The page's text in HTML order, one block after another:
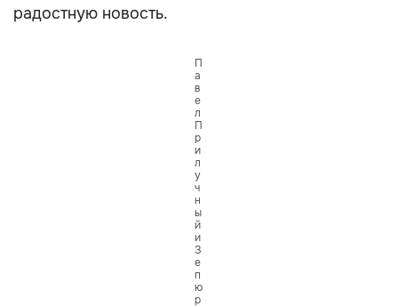
радостную новость.
П
а
в
е
л
П
р
и
л
у
ч
н
ы
й
и
З
е
п
ю
р